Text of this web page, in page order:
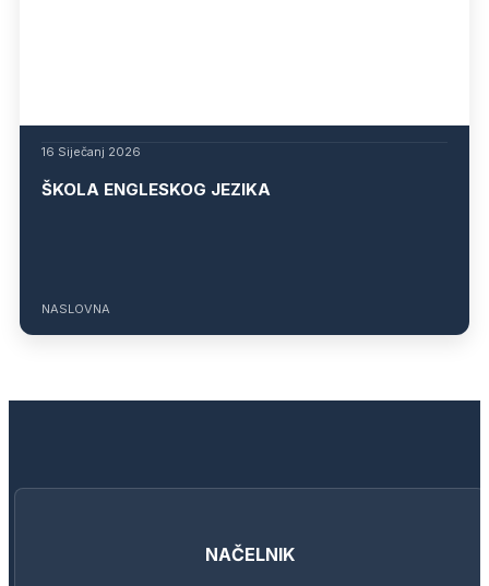
16 Siječanj 2026
ŠKOLA ENGLESKOG JEZIKA
NASLOVNA
NAČELNIK